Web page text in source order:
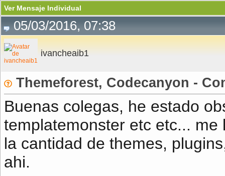
Ver Mensaje Individual
05/03/2016, 07:38
ivancheaib1
Themeforest, Codecanyon -
Buenas colegas, he estado
templatemonster etc etc...
la cantidad de themes,
ahi.